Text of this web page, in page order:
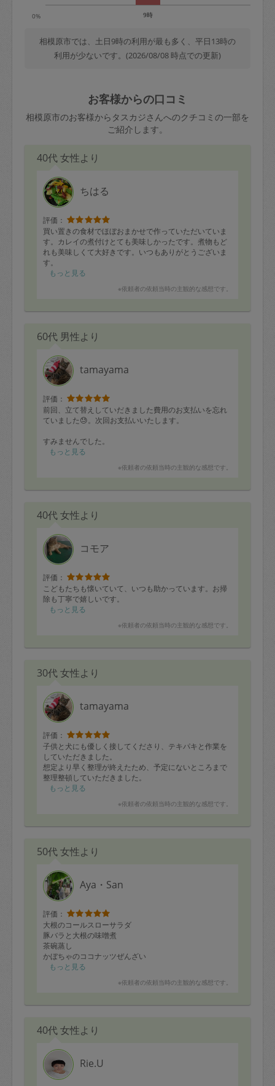
0% 9時
相模原市では、土日9時の利用が最も多く、平日13時の
利用が少ないです。(2026/08/08 時点での更新)
お客様からの口コミ
相模原市のお客様からタスカジさんへのクチコミの一部を
ご紹介します。
40代 女性より
ちはる
評価：
買い置きの食材でほぼおまかせで作っていただいていま
す。カレイの煮付けとても美味しかったです。煮物もど
れも美味しくて大好きです。いつもありがとうございま
す。
もっと見る
※依頼者の依頼当時の主観的な感想です。
60代 男性より
tamayama
評価：
前回、立て替えしていだきました費用のお支払いを忘れ
ていました😓。次回お支払いいたします。
すみませんでした。
もっと見る
※依頼者の依頼当時の主観的な感想です。
40代 女性より
コモア
評価：
こどもたちも懐いていて、いつも助かっています。お掃
除も丁寧で嬉しいです。
もっと見る
※依頼者の依頼当時の主観的な感想です。
30代 女性より
tamayama
評価：
子供と犬にも優しく接してくださり、テキパキと作業を
していただきました。
想定より早く整理が終えたため、予定にないところまで
整理整頓していただきました。
快適に生活できるようになり大変満足です。
もっと見る
※依頼者の依頼当時の主観的な感想です。
50代 女性より
Aya・San
評価：
大根のコールスローサラダ
豚バラと大根の味噌煮
茶碗蒸し
かぼちゃのココナッツぜんざい
蓮根入りつくね
またよろしくお願いします。
もっと見る
※依頼者の依頼当時の主観的な感想です。
40代 女性より
Rie.U